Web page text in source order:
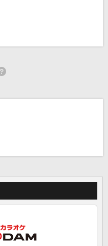
キングなど
チェック！
楽しもう！
！練習にも！